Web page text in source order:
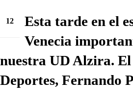
12
Esta tarde en el
Venecia
nuestra UD Alzira.
Deportes, Fernando